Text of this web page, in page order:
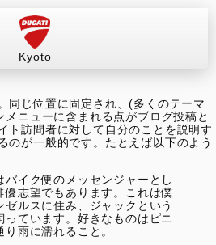
Kyoto
同じ位置に固定され、(多くのテーマ
ニューに含まれる点がブログ投稿と
ト訪問者に対して自分のことを説明す
のが一般的です。たとえば以下のよう
バイク便のメッセンジャーとし
優志望でもあります。これは僕
ルスに住み、ジャックという
ています。好きなものはピニ
雨に濡れること。